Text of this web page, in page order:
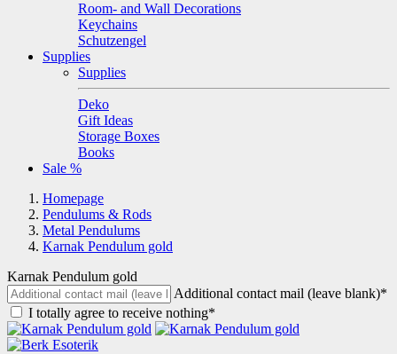
Room- and Wall Decorations
Keychains
Schutzengel
Supplies
Supplies
Deko
Gift Ideas
Storage Boxes
Books
Sale %
Homepage
Pendulums & Rods
Metal Pendulums
Karnak Pendulum gold
Karnak Pendulum gold
Additional contact mail (leave blank)*
I totally agree to receive nothing*